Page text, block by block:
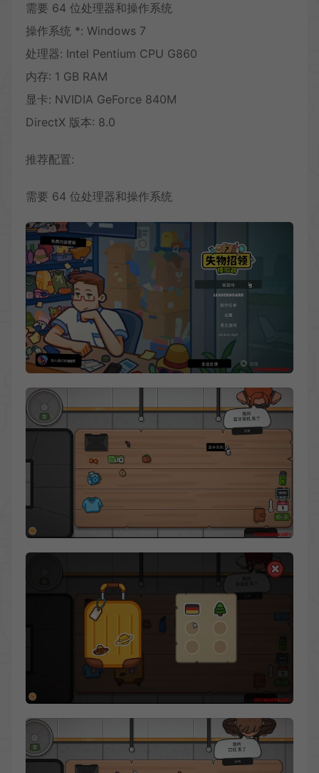
需要 64 位处理器和操作系统
操作系统 *: Windows 7
处理器: Intel Pentium CPU G860
内存: 1 GB RAM
显卡: NVIDIA GeForce 840M
DirectX 版本: 8.0
推荐配置:
需要 64 位处理器和操作系统